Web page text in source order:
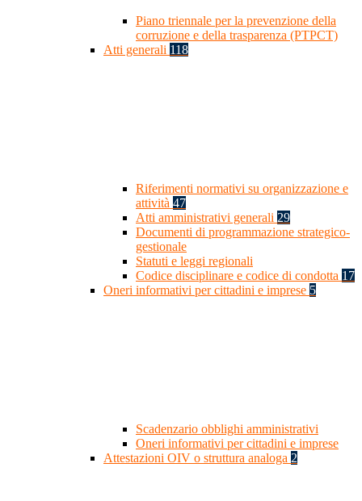
Piano triennale per la prevenzione della
corruzione e della trasparenza (PTPCT)
Atti generali 118
Riferimenti normativi su organizzazione e
attività 47
Atti amministrativi generali 29
Documenti di programmazione strategico-
gestionale
Statuti e leggi regionali
Codice disciplinare e codice di condotta 17
Oneri informativi per cittadini e imprese 5
Scadenzario obblighi amministrativi
Oneri informativi per cittadini e imprese
Attestazioni OIV o struttura analoga 2